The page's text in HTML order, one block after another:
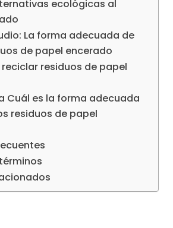
ecológicas al
La forma adecuada de
de papel encerado
residuos de papel
Cuál es la forma adecuada
residuos de papel